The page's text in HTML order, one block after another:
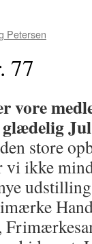
Petersen
77
vore
store
vi ikke